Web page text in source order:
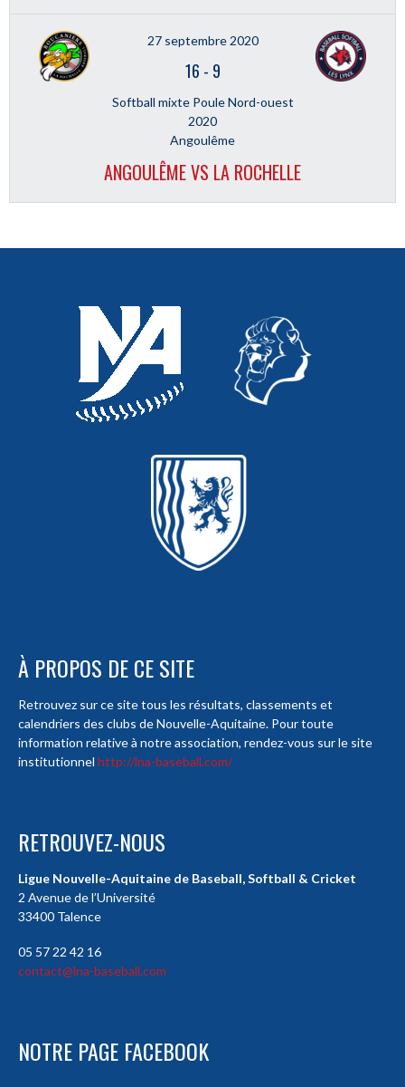
27 septembre 2020
16 - 9
Softball mixte Poule Nord-ouest
2020
Angoulême
ANGOULÊME VS LA ROCHELLE
À PROPOS DE CE SITE
Retrouvez sur ce site tous les résultats, classements et
calendriers des clubs de Nouvelle-Aquitaine. Pour toute
information relative à notre association, rendez-vous sur le site
institutionnel http://lna-baseball.com/
RETROUVEZ-NOUS
Ligue Nouvelle-Aquitaine de Baseball, Softball & Cricket
2 Avenue de l’Université
33400 Talence
05 57 22 42 16
contact@lna-baseball.com
NOTRE PAGE FACEBOOK